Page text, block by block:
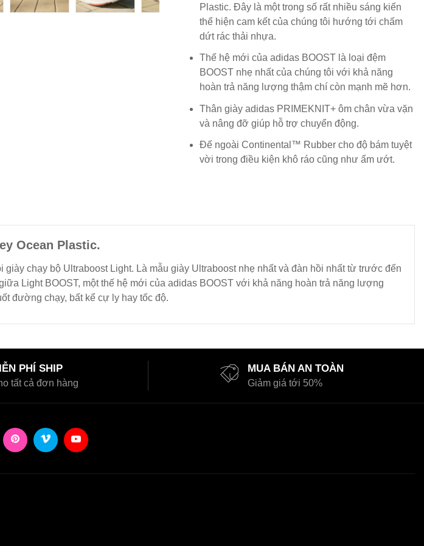
Plastic. Đây là một trong số rất nhiều sáng kiến
thể hiện cam kết của chúng tôi hướng tới chấm
dứt rác thải nhựa.
Thế hệ mới của adidas BOOST là loại đệm
BOOST nhẹ nhất của chúng tôi với khả năng
hoàn trả năng lượng thậm chí còn mạnh mẽ hơn.
Thân giày adidas PRIMEKNIT+ ôm chân vừa vặn
và nâng đỡ giúp hỗ trợ chuyển động.
Đế ngoài Continental™ Rubber cho độ bám tuyệt
vời trong điều kiện khô ráo cũng như ẩm ướt.
Ocean Plastic.
chạy bộ Ultraboost Light. Là mẫu giày Ultraboost nhẹ nhất và đàn hồi nhất từ trước đến
Light BOOST, một thế hệ mới của adidas BOOST với khả năng hoàn trả năng lượng
đường chạy, bất kể cự ly hay tốc độ.
PHÍ SHIP
tất cả đơn hàng
MUA BÁN AN TOÀN
Giảm giá tới 50%